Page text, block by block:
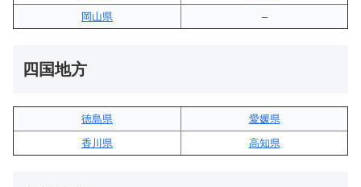
岡山県
–
四国地方
徳島県
愛媛県
香川県
高知県